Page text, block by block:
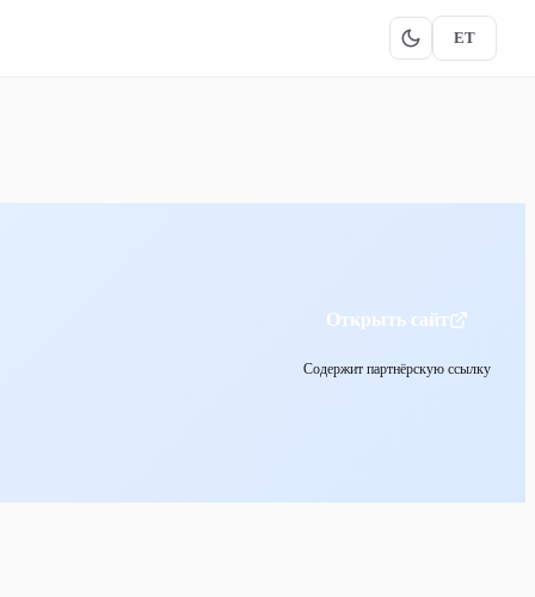
ET
Открыть сайт
Содержит партнёрскую ссылку